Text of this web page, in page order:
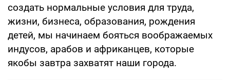
создать нормальные условия для труда,
жизни, бизнеса, образования, рождения
детей, мы начинаем бояться воображаемых
индусов, арабов и африканцев, которые
якобы завтра захватят наши города.